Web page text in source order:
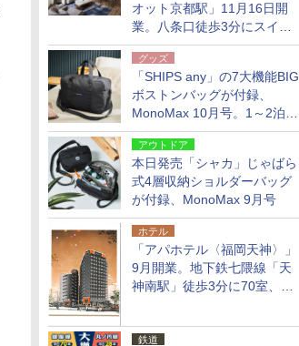
オット京都駅」11月16日開
業。八条口徒歩3分にスイー
ト含む全270室、ダイニング
も併設
グッズ
「SHIPS any」の7大機能BIG
ボストンバッグが付録、
MonoMax 10月号。1～2泊の
荷物、キャリーオンも可能
アウトドア
本日発売「シャカ」じゃばら
式4層収納ショルダーバッグ
が付録、MonoMax 9月号
ホテル
「アパホテル〈福岡天神〉」
9月開業。地下鉄七隈線「天
神南駅」徒歩3分に70室、エ
鉄道